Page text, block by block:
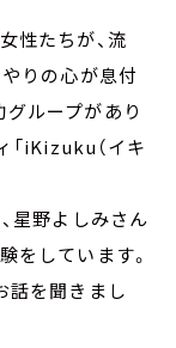
性たちが、流
やりの心が息付
ループがあり
「iKizuku（イキ
星野よしみさん
をしています。
話を聞きまし